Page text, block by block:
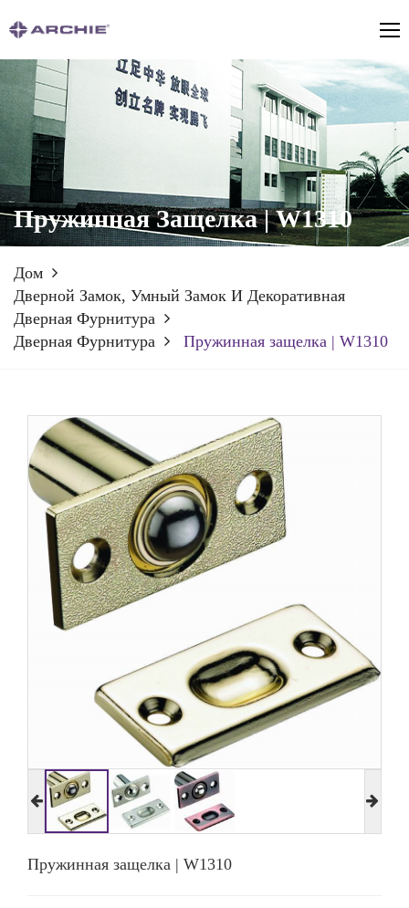
Пружинная Защелка | W1310
Дом
Дверной Замок, Умный Замок И Декоративная
Дверная Фурнитура
Дверная Фурнитура
Пружинная защелка | W1310
Пружинная защелка | W1310